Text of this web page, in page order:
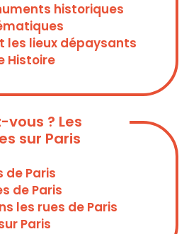
historiques
les lieux dépaysants
Histoire
vous ? Les
sur Paris
de Paris
de Paris
les rues de Paris
Paris